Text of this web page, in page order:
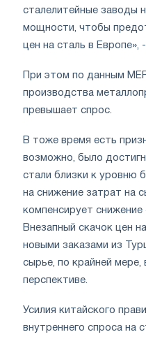
сталелитейные заводы
мощности, чтобы
цен на сталь в Европе»,
При этом по данным
производства
превышает спрос.
В тоже время есть
возможно, было
стали близки к уровню
на снижение затрат на
компенсирует снижение
Внезапный скачок цен
новыми заказами из
сырье, по крайней мере,
перспективе.
Усилия китайского
внутреннего спроса на